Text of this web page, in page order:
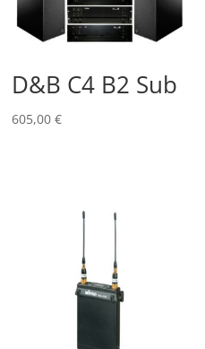
D&B C4 B2 Sub
605,00€